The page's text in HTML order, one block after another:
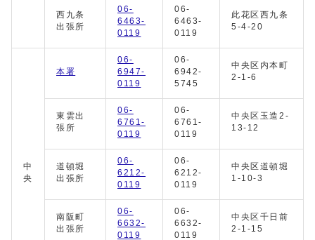
西九条
出張所
06-
6463-
0119
06-
6463-
0119
此花区西九条
5-4-20
中
央
本署
06-
6947-
0119
06-
6942-
5745
中央区内本町
2-1-6
東雲出
張所
06-
6761-
0119
06-
6761-
0119
中央区玉造2-
13-12
道頓堀
出張所
06-
6212-
0119
06-
6212-
0119
中央区道頓堀
1-10-3
南阪町
出張所
06-
6632-
0119
06-
6632-
0119
中央区千日前
2-1-15